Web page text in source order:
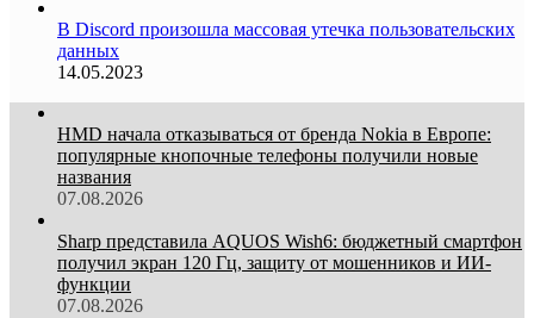
В Discord произошла массовая утечка пользовательских
данных
14.05.2023
HMD начала отказываться от бренда Nokia в Европе:
популярные кнопочные телефоны получили новые
названия
07.08.2026
Sharp представила AQUOS Wish6: бюджетный смартфон
получил экран 120 Гц, защиту от мошенников и ИИ-
функции
07.08.2026